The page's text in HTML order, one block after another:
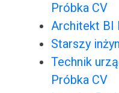
Próbka CV
Architekt BI
Starszy
Technik
Próbka CV